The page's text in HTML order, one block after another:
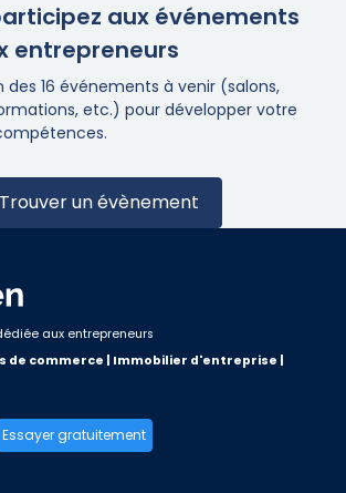
aux événements
entrepreneurs
des 16 événements à venir (salons,
etc.) pour développer votre
Trouver un évènement
aux entrepreneurs
de commerce | Immobilier d'entreprise |
Essayer gratuitement